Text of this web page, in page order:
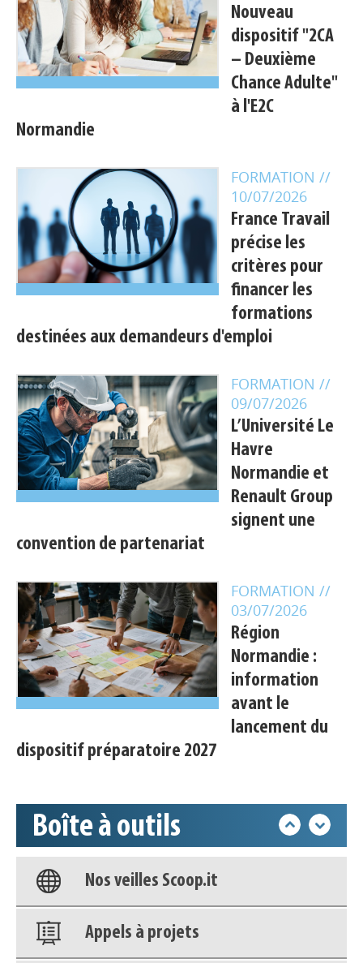
Nouveau
dispositif "2CA
– Deuxième
Chance Adulte"
à l'E2C
Normandie
FORMATION //
10/07/2026
France Travail
précise les
critères pour
financer les
formations
destinées aux demandeurs d'emploi
FORMATION //
09/07/2026
L’Université Le
Havre
Normandie et
Renault Group
signent une
convention de partenariat
FORMATION //
03/07/2026
Région
Normandie :
information
avant le
lancement du
dispositif préparatoire 2027
Boîte à outils
Appels à projets
Déposer une actu !
Accéder à son compte - (Se
Base documentaire
Nos veilles Scoop.it
Appels à projets